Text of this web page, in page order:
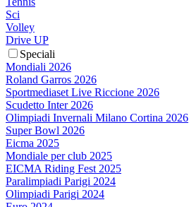
Sci
Volley
Drive UP
Speciali
Mondiali 2026
Roland Garros 2026
Sportmediaset Live Riccione 2026
Scudetto Inter 2026
Olimpiadi Invernali Milano Cortina 2026
Super Bowl 2026
Eicma 2025
Mondiale per club 2025
EICMA Riding Fest 2025
Paralimpiadi Parigi 2024
Olimpiadi Parigi 2024